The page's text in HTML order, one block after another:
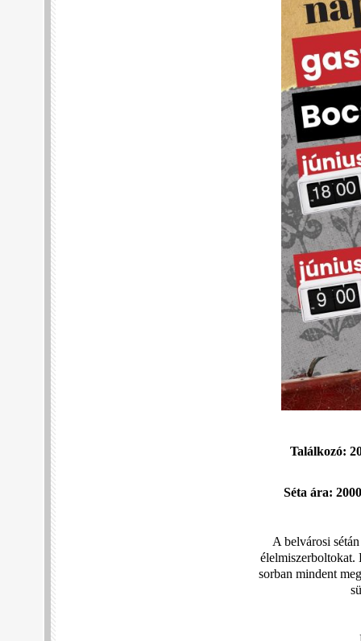
Találkozó:
Séta ára:
A belvárosi
élelmiszerboltokat.
sorban mindent